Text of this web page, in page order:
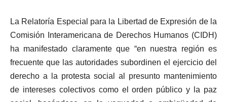
La Relatoría Especial para la Libertad de Expresión de la
Comisión Interamericana de Derechos Humanos (CIDH)
ha manifestado claramente que “en nuestra región es
frecuente que las autoridades subordinen el ejercicio del
derecho a la protesta social al presunto mantenimiento
de intereses colectivos como el orden público y la paz